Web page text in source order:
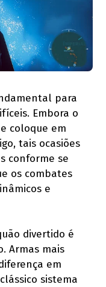
para
Embora o
coloque em
tais ocasiões
conforme se
os combates
e
divertido é
Armas mais
em
sistema